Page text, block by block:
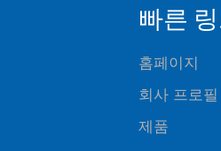
빠른
홈페이지
회사 프로필
제품